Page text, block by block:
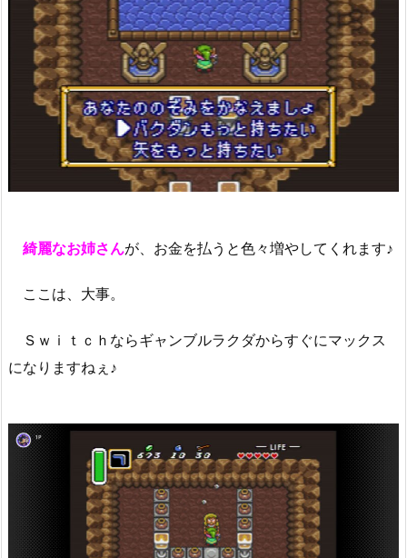
綺麗なお姉さんが、お金を払うと色々増やしてくれます♪
ここは、大事。
Ｓｗｉｔｃｈならギャンブルラクダからすぐにマックス
になりますねぇ♪